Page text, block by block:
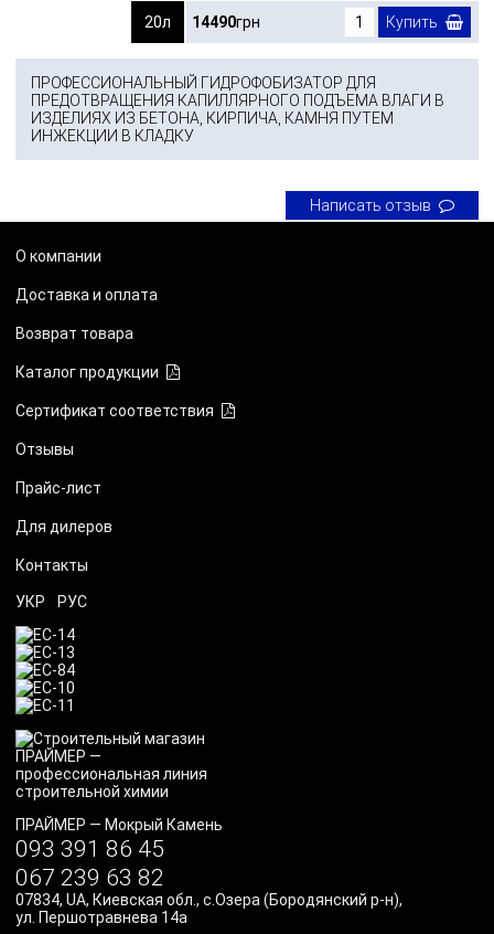
20л 14490грн Купить
ПРОФЕССИОНАЛЬНЫЙ ГИДРОФОБИЗАТОР ДЛЯ
ПРЕДОТВРАЩЕНИЯ КАПИЛЛЯРНОГО ПОДЪЕМА ВЛАГИ В
ИЗДЕЛИЯХ ИЗ БЕТОНА, КИРПИЧА, КАМНЯ ПУТЕМ
ИНЖЕКЦИИ В КЛАДКУ
Написать отзыв
О компании
Доставка и оплата
Возврат товара
Каталог продукции
Сертификат соответствия
Отзывы
Прайс-лист
Для дилеров
Контакты
УКР РУС
ПРАЙМЕР — Мокрый Камень
093 391 86 45
067 239 63 82
07834, UA, Киевская обл., с.Озера (Бородянский р-н),
ул. Першотравнева 14а